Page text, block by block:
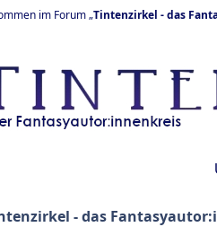
im Forum „Tintenzirkel - das
- das